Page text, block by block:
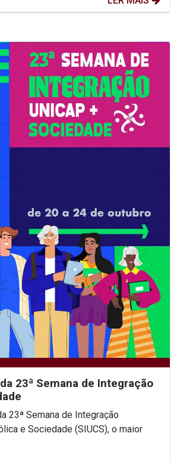
23ª Semana de Integração
23ª Semana de Integração
e Sociedade (SIUCS), o maior